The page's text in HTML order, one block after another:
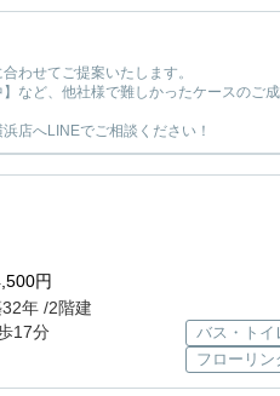
わせてご提案いたします。
など、他社様で難しかったケースのご
店へLINEでご相談ください！
円
年 /2階建
17分 バス・トイ
フローリン